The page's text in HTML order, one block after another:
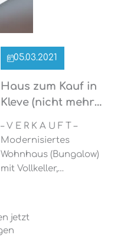
05.03.2021
Haus zum Kauf in
Kleve (nicht mehr
– V E R K A U F T –
Modernisiertes
Wohnhaus (Bungalow)
mit Vollkeller,
in Kleve Bei diesem
großzügigen Wohnhaus